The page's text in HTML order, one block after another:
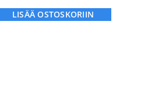
LISÄÄ OSTOSKORIIN